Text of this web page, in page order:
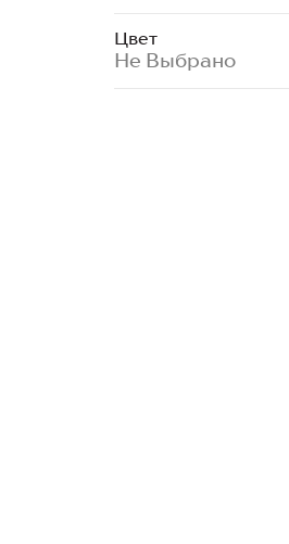
Цвет
Не Выбрано